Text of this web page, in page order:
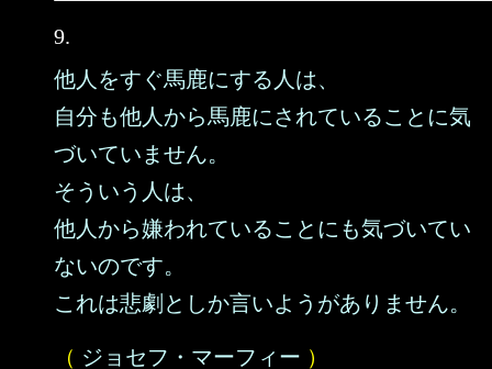
9.
他人をすぐ馬鹿にする人は、
自分も他人から馬鹿にされていることに気
づいていません。
そういう人は、
他人から嫌われていることにも気づいてい
ないのです。
これは悲劇としか言いようがありません。
（ ジョセフ・マーフィー ）